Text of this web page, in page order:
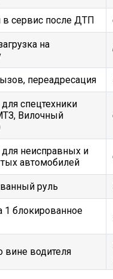
в сервис после ДТП
на
переадресация
спецтехники
Вилочный
для неисправных и
автомобилей
руль
1 блокированное
вине водителя